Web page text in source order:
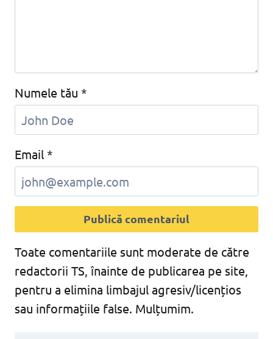
Numele tău *
Email *
Toate comentariile sunt moderate de către
redactorii TS, înainte de publicarea pe site,
pentru a elimina limbajul agresiv/licențios
sau informațiile false. Mulțumim.